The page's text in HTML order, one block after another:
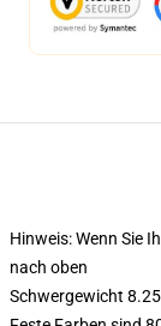
Hinweis: Wenn Sie
nach oben
Schwergewicht